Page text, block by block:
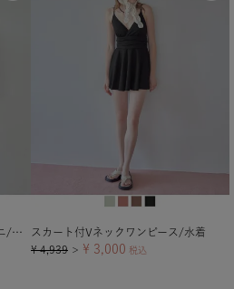
ハートネックフレアビスチェビキニ/水着
スカート付Vネックワンピース/水着
¥ 4,939 ＞ ¥ 3,000 税込